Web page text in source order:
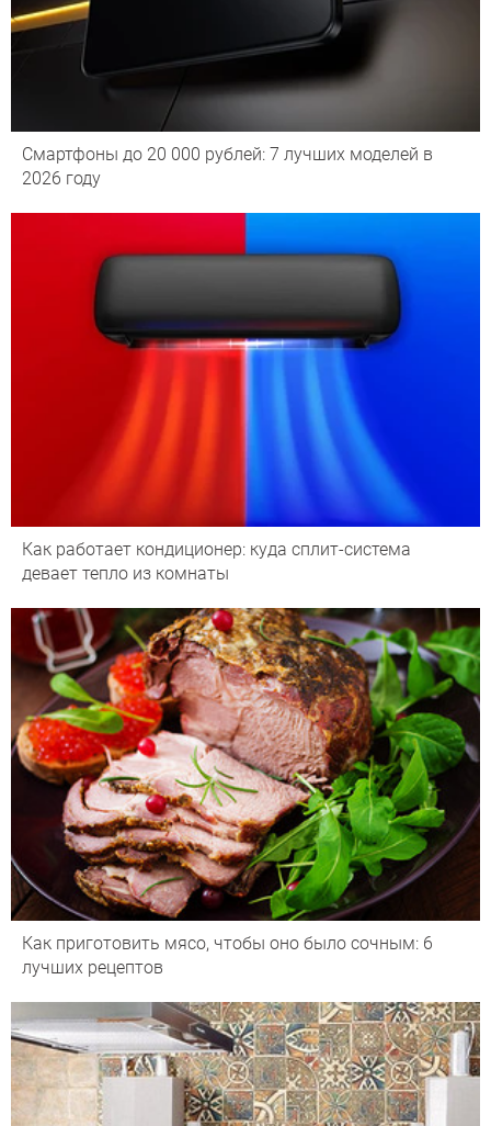
Смартфоны до 20 000 рублей: 7 лучших моделей в
2026 году
Как работает кондиционер: куда сплит-система
девает тепло из комнаты
Как приготовить мясо, чтобы оно было сочным: 6
лучших рецептов